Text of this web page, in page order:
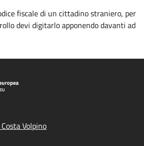
fiscale di un cittadino straniero, per
devi digitarlo apponendo davanti ad
Volpino